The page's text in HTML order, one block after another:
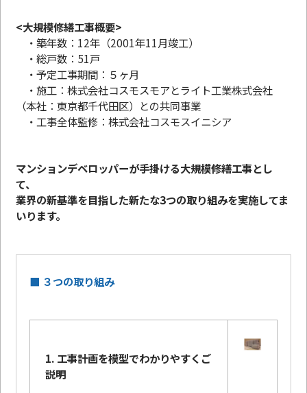
<大規模修繕工事概要>
・築年数：12年（2001年11月竣工）
・総戸数：51戸
・予定工事期間：５ヶ月
・施工：株式会社コスモスモアとライト工業株式会社
（本社：東京都千代田区）との共同事業
・工事全体監修：株式会社コスモスイニシア
マンションデベロッパーが手掛ける大規模修繕工事とし
て、
業界の新基準を目指した新たな3つの取り組みを実施してま
いります。
■ ３つの取り組み
1. 工事計画を模型でわかりやすくご
説明